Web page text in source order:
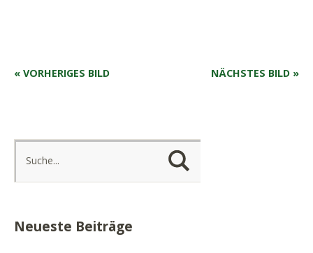
« VORHERIGES BILD NÄCHSTES BILD »
Neueste Beiträge